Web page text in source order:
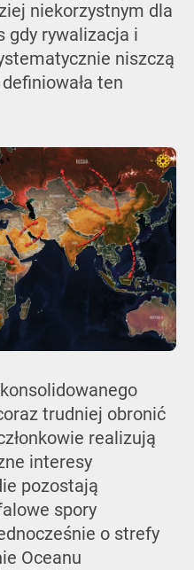
niekorzystnym dla
gdy rywalizacja i
niszczą
ten
trudniej obronić
realizują
interesy
pozostają
spory
o strefy
Oceanu